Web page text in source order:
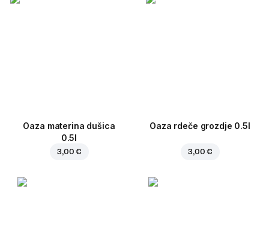
Oaza materina dušica
0.5l
3,00 €
Oaza rdeče grozdje 0.5l
3,00 €